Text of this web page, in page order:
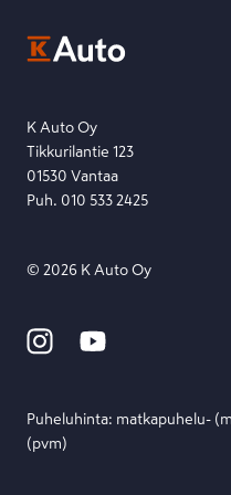
Etsi toimipiste
K Auto Oy
Tikkurilantie 123
01530 Vantaa
Puh. 010 533 2425
© 2026 K Auto Oy
Puheluhinta: matka­puhelu-
(pvm)